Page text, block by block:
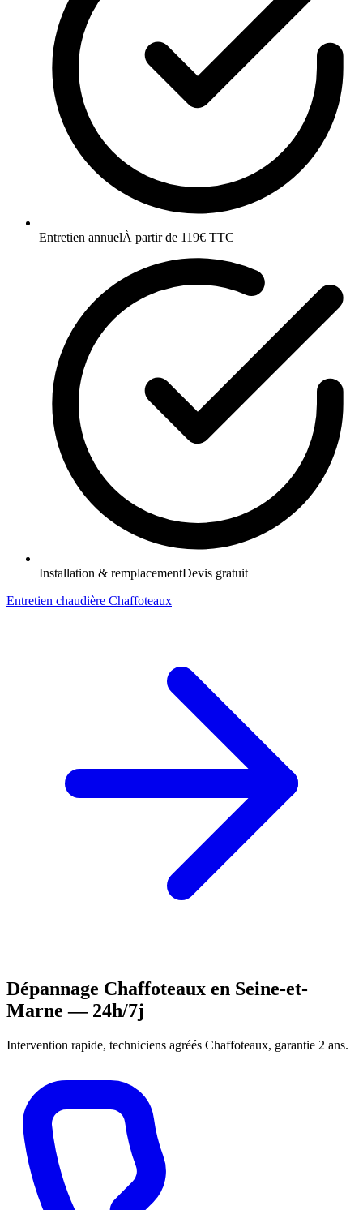
Entretien annuelÀ partir de 119€ TTC
Installation & remplacementDevis gratuit
Entretien chaudière Chaffoteaux
Dépannage Chaffoteaux en Seine-et-
Marne — 24h/7j
Intervention rapide, techniciens agréés Chaffoteaux, garantie 2 ans.